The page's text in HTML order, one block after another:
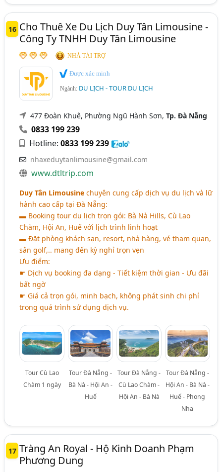
16 Cho Thuê Xe Du Lịch Duy Tân Limousine -
Công Ty TNHH Duy Tân Limousine
NHÀ TÀI TRỢ
Được xác minh
Ngành: DU LỊCH - TOUR DU LỊCH
477 Đoàn Khuê, Phường Ngũ Hành Sơn,Tp. Đà Nẵng
0833 199 239
Hotline:0833 199 239
nhaxeduytanlimousine@gmail.com
www.dtltrip.com
Duy Tân Limousine chuyên cung cấp dịch vụ du lịch và lữ
hành cao cấp tại Đà Nẵng:
▬ Booking tour du lịch trọn gói: Bà Nà Hills, Cù Lao
Chàm, Hội An, Huế với lịch trình linh hoạt
▬ Đặt phòng khách sạn, resort, nhà hàng, vé tham quan,
sân golf,.. mang đến kỳ nghỉ trọn vẹn
Ưu điểm:
☛ Dịch vụ booking đa dạng - Tiết kiệm thời gian - Ưu đãi
bất ngờ
☛ Giá cả trọn gói, minh bạch, không phát sinh chi phí
trong quá trình sử dụng dịch vụ.
Tour Cù Lao
Chàm 1 ngày
Tour Đà Nẵng -
Bà Nà - Hội An -
Huế
Tour Đà Nẵng -
Cù Lao Chàm -
Hội An - Bà Nà
Tour Đà Nẵng -
Hội An - Bà Nà -
Huế - Phong
Nha
17 Tràng An Royal - Hộ Kinh Doanh Phạm
Phương Dung